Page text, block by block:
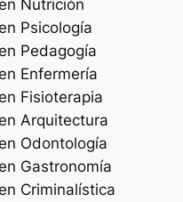
Nutrición
Psicología
Pedagogía
Enfermería
Fisioterapia
Arquitectura
Odontología
Gastronomía
Criminalística